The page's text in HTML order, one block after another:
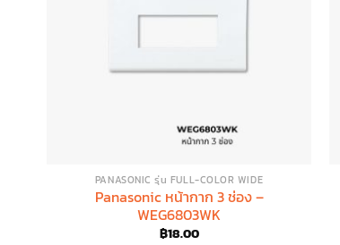
PANASONIC รุ่น FULL-COLOR WIDE
Panasonic หน้ากาก 3 ช่อง –
WEG6803WK
฿18.00